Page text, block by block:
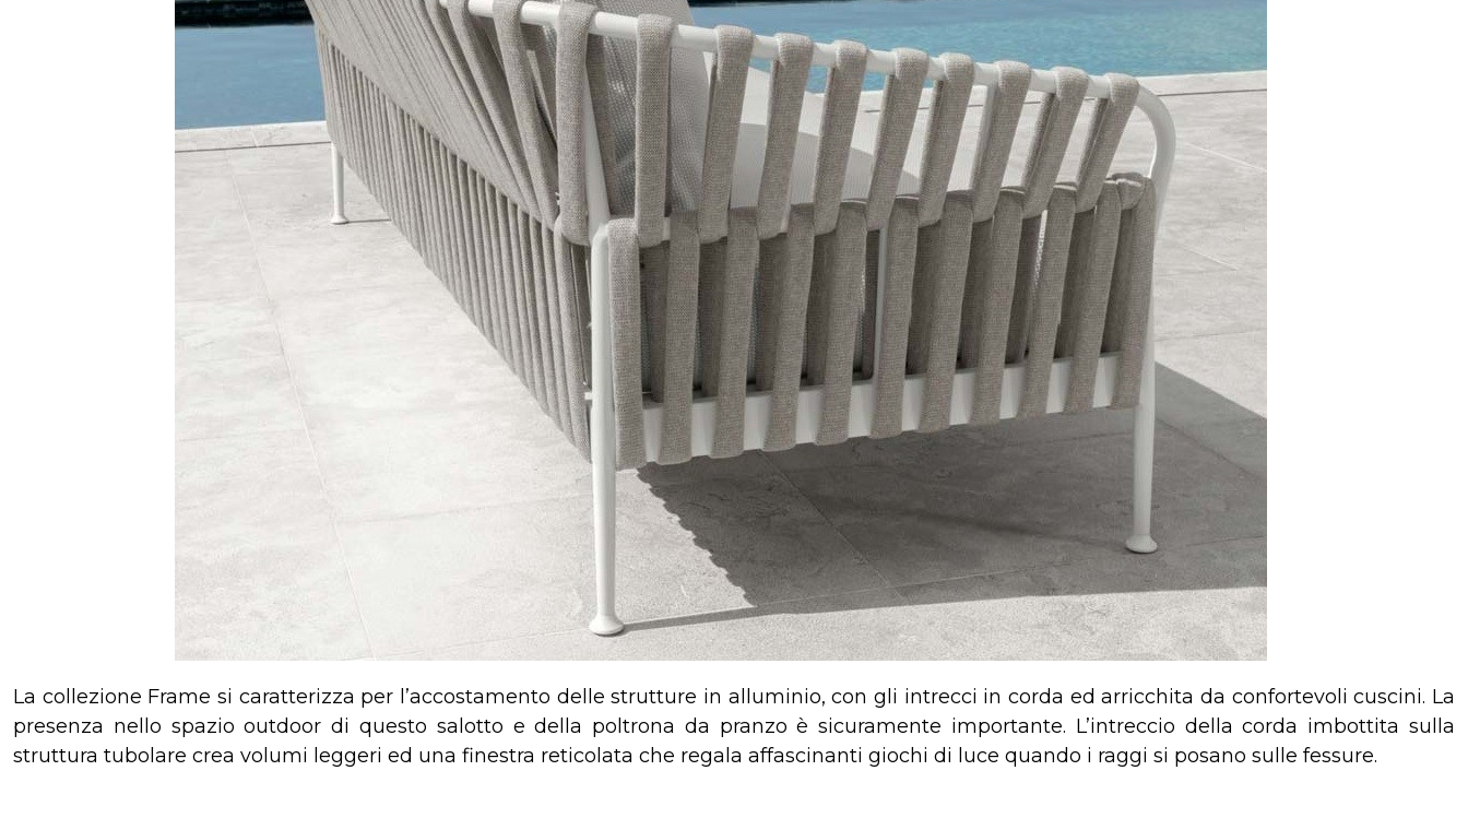
La collezione Frame si caratterizza per l’accostamento delle strutture in alluminio, con gli intrecci in corda ed arricchita da confortevoli cuscini. La
presenza nello spazio outdoor di questo salotto e della poltrona da pranzo è sicuramente importante. L’intreccio della corda imbottita sulla
struttura tubolare crea volumi leggeri ed una finestra reticolata che regala affascinanti giochi di luce quando i raggi si posano sulle fessure.